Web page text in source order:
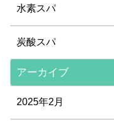
水素スパ
炭酸スパ
アーカイブ
2025年2月